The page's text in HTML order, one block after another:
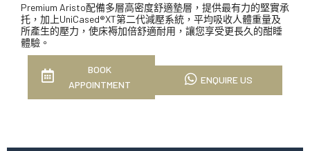
Premium Aristo配備多層高密度舒適墊層，提供最有力的堅實承
托，加上UniCased®XT第二代減壓系統，平均吸收人體重量及
所產生的壓力，使床褥加倍舒適耐用，讓您享受更長久的酣睡
體驗。
BOOK
APPOINTMENT
ENQUIRE US